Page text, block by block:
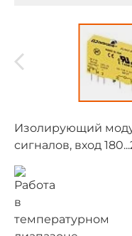
Изолирующий
сигналов, вход